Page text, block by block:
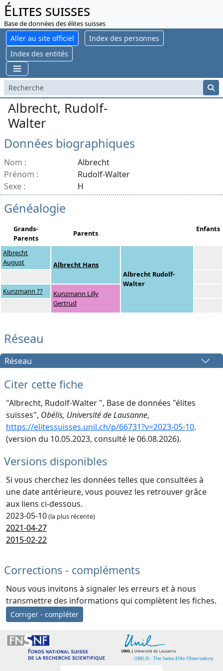
Élites suisses
Base de données des élites suisses
Aller au site officiel
Index des personnes
Index des entités
Albrecht, Rudolf-
Walter
Données biographiques
Nom :
Albrecht
Prénom :
Rudolf-Walter
Sexe :
H
Généalogie
Grands-
Parents
Parents Enfants
Albrecht
August
Albrecht Hans
Albrecht Rudolf-
Walter
Kunzmann ??
Kunzmann Lilly
Gertrud
Réseau
Réseau
Citer cette fiche
"Albrecht, Rudolf-Walter ", Base de données "élites
suisses", Obélis, Université de Lausanne,
https://elitessuisses.unil.ch/p/66731?v=2023-05-10.
(version du 10.05.2023, consulté le 06.08.2026).
Versions disponibles
Si vous cherchez les données telles que consultées à
une date antérieure, vous pouvez les retrouver grâce
aux liens ci-dessous.
2023-05-10(la plus récente)
2021-04-27
2015-02-22
Corrections - compléments
Nous vous invitons à signaler les erreurs et à nous
transmettre des informations qui complètent les fiches.
Corriger - compléter